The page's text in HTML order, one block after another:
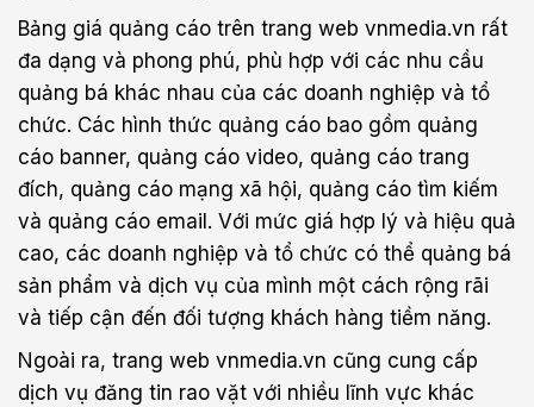
Bảng giá quảng cáo trên trang web vnmedia.vn rất
đa dạng và phong phú, phù hợp với các nhu cầu
quảng bá khác nhau của các doanh nghiệp và tổ
chức. Các hình thức quảng cáo bao gồm quảng
cáo banner, quảng cáo video, quảng cáo trang
đích, quảng cáo mạng xã hội, quảng cáo tìm kiếm
và quảng cáo email. Với mức giá hợp lý và hiệu quả
cao, các doanh nghiệp và tổ chức có thể quảng bá
sản phẩm và dịch vụ của mình một cách rộng rãi
và tiếp cận đến đối tượng khách hàng tiềm năng.
Ngoài ra, trang web vnmedia.vn cũng cung cấp
dịch vụ đăng tin rao vặt với nhiều lĩnh vực khác